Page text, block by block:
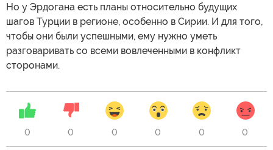
Но у Эрдогана есть планы относительно будущих
шагов Турции в регионе, особенно в Сирии. И для того,
чтобы они были успешными, ему нужно уметь
разговаривать со всеми вовлеченными в конфликт
сторонами.
0 0 0 0 0 0